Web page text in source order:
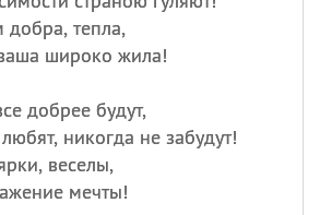
тепла,
широко жила!
добрее будут,
никогда не забудут!
веселы,
мечты!